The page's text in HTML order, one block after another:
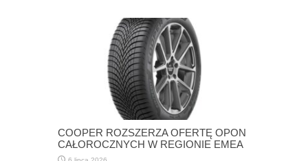
COOPER ROZSZERZA OFERTĘ OPON
CAŁOROCZNYCH W REGIONIE EMEA